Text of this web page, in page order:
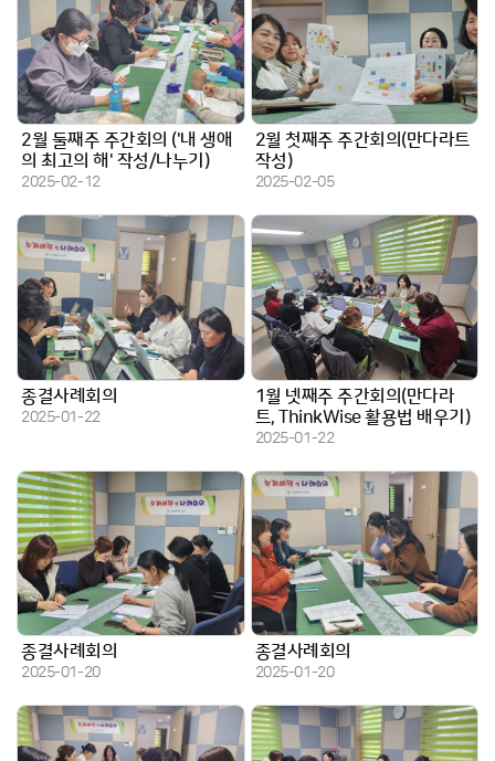
2월 둘째주 주간회의 ('내 생애
의 최고의 해' 작성/나누기)
작성일
2025-02-12
2월 첫째주 주간회의(만다라트
작성)
작성일
2025-02-05
종결사례회의
작성일
2025-01-22
1월 넷째주 주간회의(만다라
트, ThinkWise 활용법 배우기)
작성일
2025-01-22
종결사례회의
작성일
2025-01-20
종결사례회의
작성일
2025-01-20